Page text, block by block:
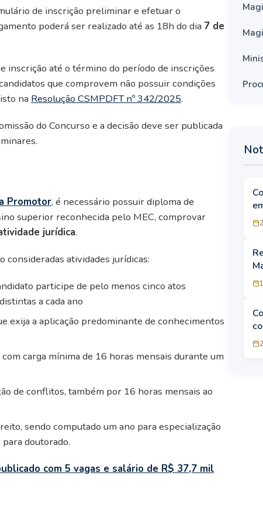
de inscrição preliminar e efetuar o
poderá ser realizado até as 18h do dia 7 de
inscrição até o término do período de inscrições
que comprovem não possuir condições
na Resolução CSMPDFT nº 342/2025.
do Concurso e a decisão deve ser publicada
Promotor, é necessário possuir diploma de
superior reconhecida pelo MEC, comprovar
jurídica.
consideradas atividades jurídicas:
participe de pelo menos cinco atos
a cada ano
exija a aplicação predominante de conhecimentos
carga mínima de 16 horas mensais durante um
de conflitos, também por 16 horas mensais ao
sendo computado um ano para especialização
doutorado.
com 5 vagas e salário de R$ 37,7 mil